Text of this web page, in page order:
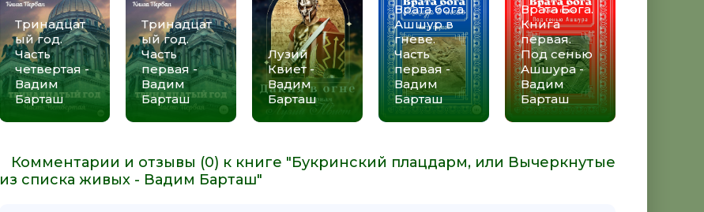
Тринадцат
ый год.
Часть
четвертая -
Вадим
Барташ
Тринадцат
ый год.
Часть
первая -
Вадим
Барташ
Лузий
Квиет -
Вадим
Барташ
Врата бога.
Ашшур в
гневе.
Часть
первая -
Вадим
Барташ
Врата Бога.
Книга
первая.
Под сенью
Ашшура -
Вадим
Барташ
Комментарии и отзывы (0) к книге "Букринский плацдарм, или Вычеркнутые
из списка живых - Вадим Барташ"